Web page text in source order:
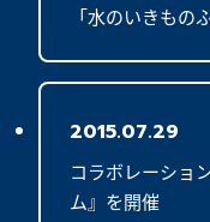
「水のいきもの
2015.07.29
コラボレーショ
ム』を開催